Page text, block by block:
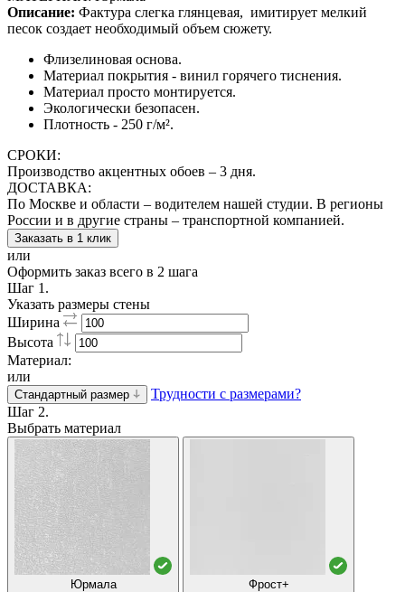
Описание: Фактура слегка глянцевая, имитирует мелкий
песок создает необходимый объем сюжету.
Флизелиновая основа.
Материал покрытия - винил горячего тиснения.
Материал просто монтируется.
Экологически безопасен.
Плотность - 250 г/м².
СРОКИ:
Производство акцентных обоев – 3 дня.
ДОСТАВКА:
По Москве и области – водителем нашей студии. В регионы
России и в другие страны – транспортной компанией.
Заказать в 1 клик
или
Оформить заказ всего в 2 шага
Шаг 1.
Указать размеры стены
Ширина
Высота
Материал:
или
Стандартный размер
Трудности с размерами?
Шаг 2.
Выбрать материал
Юрмала
Фрост+